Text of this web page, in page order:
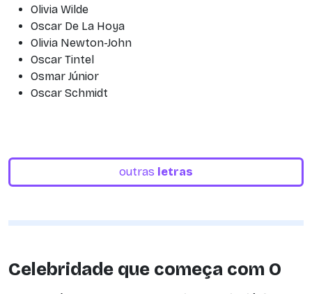
Olivia Wilde
Oscar De La Hoya
Olivia Newton-John
Oscar Tintel
Osmar Júnior
Oscar Schmidt
outras letras
Celebridade que começa com O